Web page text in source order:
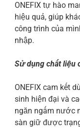
ONEFIX tự hào
hiệu quả, giúp
công trình của
nhập.
Sử dụng chất liệu
ONEFIX cam kết
sinh hiện đại và
ngăn ngấm nước
sàn giữ được